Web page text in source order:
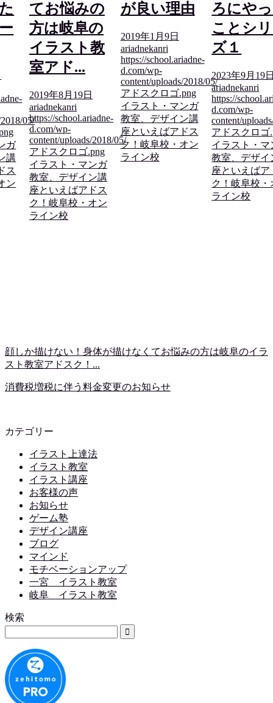
05/
ガ
講
ス
ン
てお悩みの
方は岐阜の
イラスト教
室アド...
2019年8月19日
ariadnekanri
https://school.ariadne-
d.com/wp-
content/uploads/2018/05/
アドスクロゴ.png
イラスト・マンガ
教室、デザイン講
座といえばアドス
ク！岐阜校・オン
ライン校
が良い理由
2019年1月9日
ariadnekanri
https://school.ariadne-
d.com/wp-
content/uploads/2018/05/
アドスクロゴ.png
イラスト・マンガ
教室、デザイン講
座といえばアドス
ク！岐阜校・オン
ライン校
ろにや
ことシ
ズ１
2023年9月19
ariadnekanri
https://
d.com/wp-
content/
アドスクロゴ
イラスト・マ
教室、デザイ
座といえばア
ク！岐阜校・
ライン校
顔しか描けない！身体が描けなくてお悩みの方は岐阜のイラ
スト教室アドスク！...
消費税増税に伴う料金変更のお知らせ
カテゴリー
イラスト上達法
イラスト教室
イラスト講座
お客様の声
お知らせ
ゲーム塾
デザイン講座
ブログ
マインド
モチベーションアップ
一宮 イラスト教室
岐阜 イラスト教室
検索